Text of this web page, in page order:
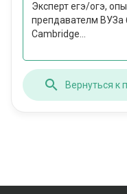
Эксперт егэ/огэ,
препдавателм ВУЗа
Cambridge...
Вернуться к